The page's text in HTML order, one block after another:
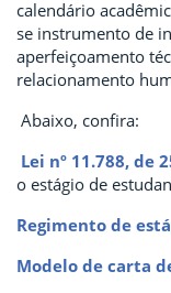
calendário
se instrumento de
aperfeiçoamento
relacionamento
Abaixo, confira:
Lei nº 11.788, de
o estágio de
Regimento de
Modelo de carta